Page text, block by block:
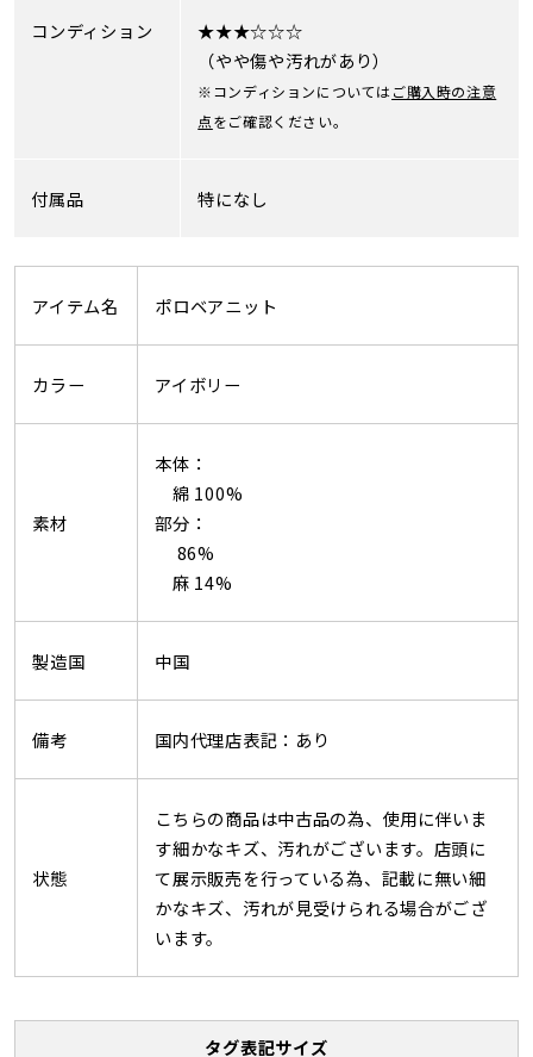
コンディション
★★★☆☆☆
（やや傷や汚れがあり）
※コンディションについてはご購入時の注意
点をご確認ください。
付属品 特になし
アイテム名 ポロベアニット
カラー アイボリー
素材
本体：
綿 100%
部分：
86%
麻 14%
製造国 中国
備考 国内代理店表記：あり
状態
こちらの商品は中古品の為、使用に伴いま
す細かなキズ、汚れがございます。店頭に
て展示販売を行っている為、記載に無い細
かなキズ、汚れが見受けられる場合がござ
います。
タグ表記サイズ